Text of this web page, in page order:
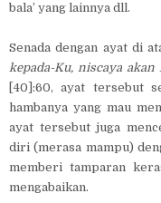
bala’ yang lainnya dll.
Senada dengan ayat di
kepada-Ku, niscaya
[40]:60, ayat tersebut
hambanya yang mau
ayat tersebut juga
diri (merasa mampu)
memberi tamparan
mengabaikan.